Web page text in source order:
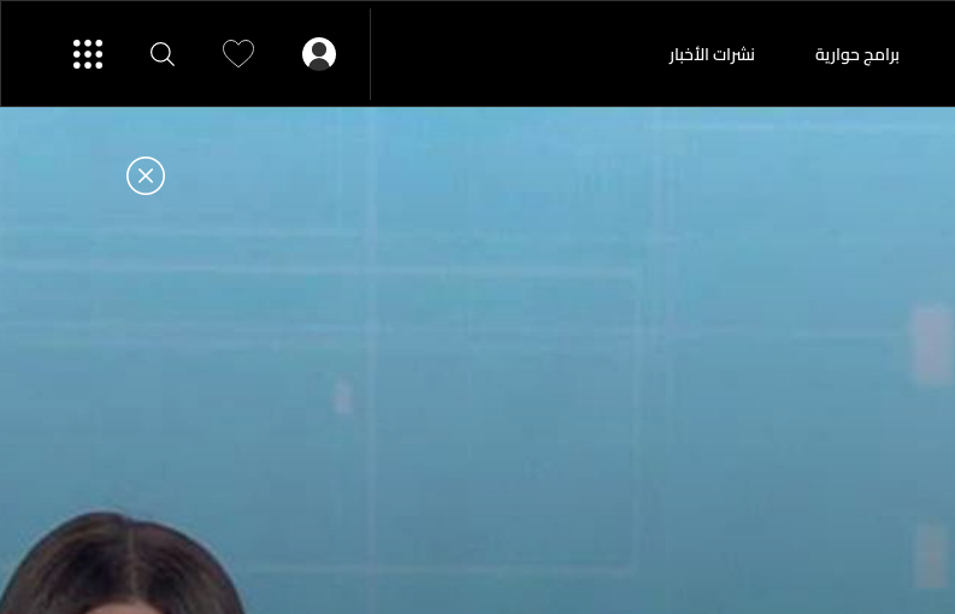
برامج حوارية نشرات الأخبار